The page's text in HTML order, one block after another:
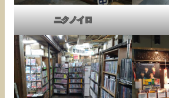
ニクノイロ